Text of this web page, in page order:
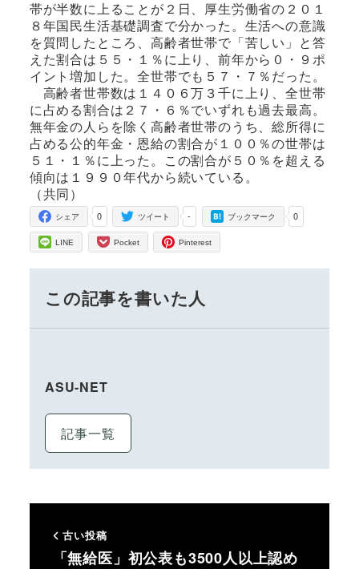
帯が半数に上ることが２日、厚生労働省の２０１
８年国民生活基礎調査で分かった。生活への意識
を質問したところ、高齢者世帯で「苦しい」と答
えた割合は５５・１％に上り、前年から０・９ポ
イント増加した。全世帯でも５７・７％だった。
高齢者世帯数は１４０６万３千に上り、全世帯
に占める割合は２７・６％でいずれも過去最高。
無年金の人らを除く高齢者世帯のうち、総所得に
占める公的年金・恩給の割合が１００％の世帯は
５１・１％に上った。この割合が５０％を超える
傾向は１９９０年代から続いている。
（共同）
0
シェア -
ツイート 0
ブックマーク
LINE Pocket Pinterest
この記事を書いた人
ASU-NET
記事一覧
古い投稿
「無給医」初公表も3500人以上認め